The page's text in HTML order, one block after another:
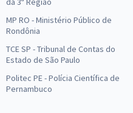
MP RO - Ministério Público de
Rondônia
TCE SP - Tribunal de Contas do
Estado de São Paulo
Politec PE - Polícia Científica de
Pernambuco